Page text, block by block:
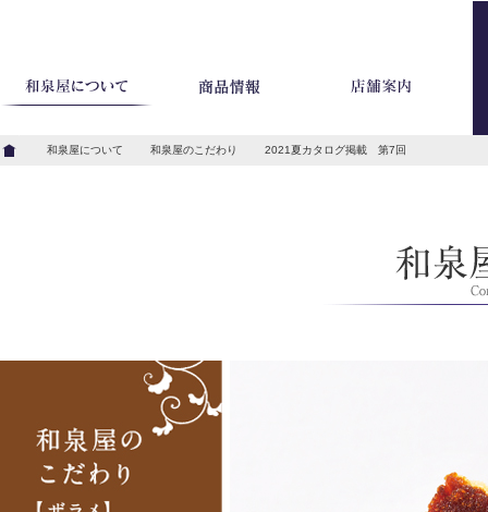
和泉屋について 和泉屋のこだわり 2021夏カタログ掲載 第7回